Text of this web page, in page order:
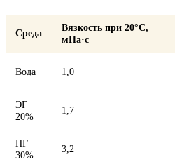
Среда
Вязкость при 20°C,
мПа·с
Вода 1,0
ЭГ
20%
1,7
ПГ
30%
3,2